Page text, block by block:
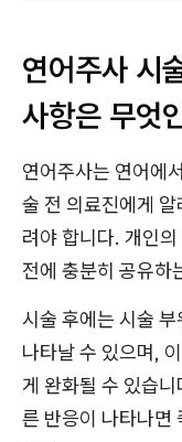
연어주사 시
사항은 무엇
연어주사는 연어에
술 전 의료진에게
려야 합니다. 개인
전에 충분히 공유하
시술 후에는 시술
나타날 수 있으며,
게 완화될 수 있습
른 반응이 나타나면